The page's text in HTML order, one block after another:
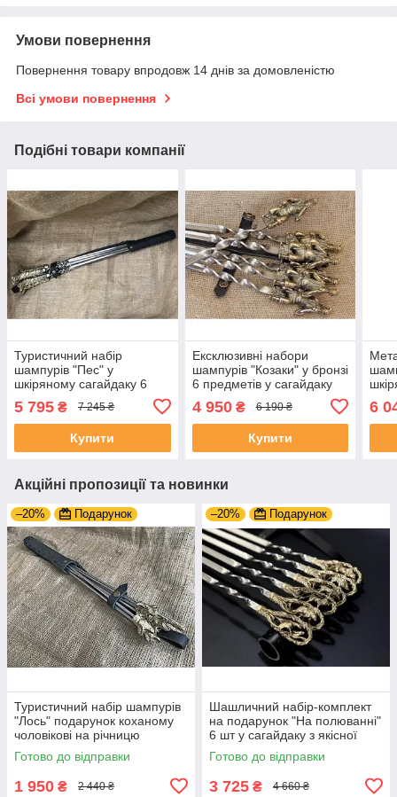
Умови повернення
Повернення товару впродовж 14 днів за домовленістю
Всі умови повернення
Подібні товари компанії
Туристичний набір
шампурів "Пес" у
шкіряному сагайдаку 6
предметів подарунок на
ювілей
5 795 ₴ 7 245 ₴
Купити
Ексклюзивні набори
шампурів "Козаки" у бронзі
6 предметів у сагайдаку
4 950₴ 6 190 ₴
Купити
6
Акційні пропозиції та новинки
–20% Подарунок
Туристичний набір шампурів
"Лось" подарунок коханому
чоловікові на річницю
Готово до відправки
1 950 ₴ 2 440 ₴
–20% Подарунок
Шашличний набір-комплект
на подарунок "На полюванні"
6 шт у сагайдаку з якісної
натуральної шкіри
Готово до відправки
3 725 ₴ 4 660 ₴